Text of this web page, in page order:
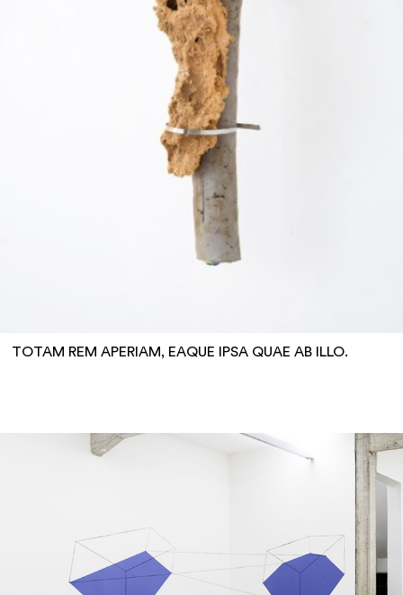
TOTAM REM APERIAM, EAQUE IPSA QUAE AB ILLO.